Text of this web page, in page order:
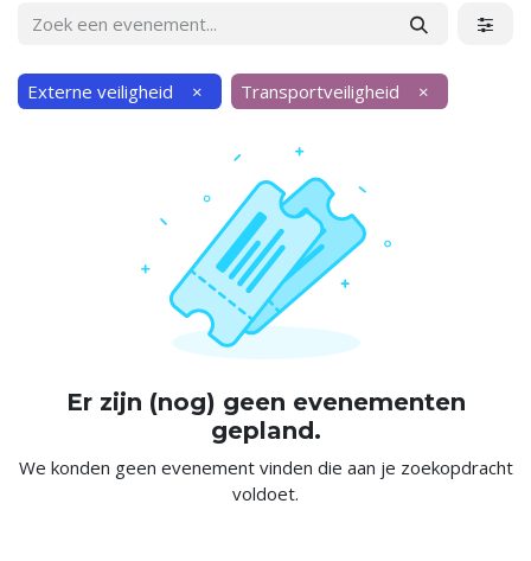
Externe veiligheid × Transportveiligheid ×
Er zijn (nog) geen evenementen
gepland.
We konden geen evenement vinden die aan je zoekopdracht
voldoet.